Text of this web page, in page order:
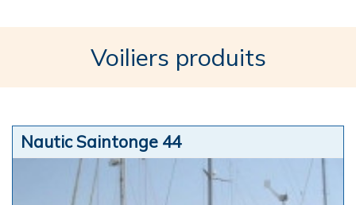
Voiliers produits
Nautic Saintonge 44